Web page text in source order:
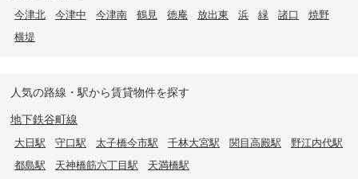
今津北 今津中 今津南 鶴見 徳庵 放出東 浜 緑 諸口
焼野
横堤
人気の路線・駅から賃貸物件を探す
地下鉄谷町線
大日駅 守口駅 太子橋今市駅 千林大宮駅 関目高殿駅
野江内代駅
都島駅
天神橋筋六丁目駅 天満橋駅